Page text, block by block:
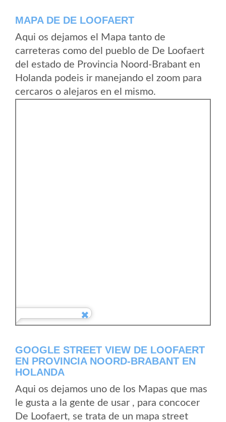
MAPA DE DE LOOFAERT
Aqui os dejamos el Mapa tanto de
carreteras como del pueblo de De Loofaert
del estado de Provincia Noord-Brabant en
Holanda podeis ir manejando el zoom para
cercaros o alejaros en el mismo.
GOOGLE STREET VIEW DE LOOFAERT
EN PROVINCIA NOORD-BRABANT EN
HOLANDA
Aqui os dejamos uno de los Mapas que mas
le gusta a la gente de usar , para concocer
De Loofaert, se trata de un mapa street